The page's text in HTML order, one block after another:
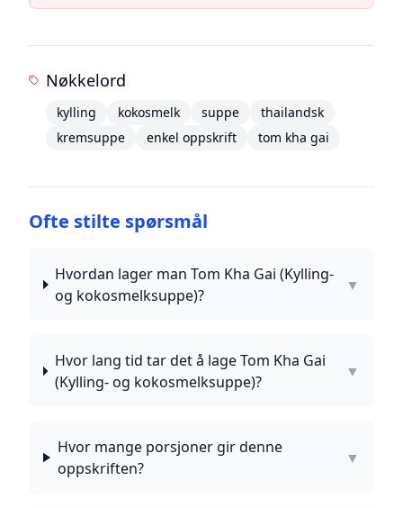
Nøkkelord
kylling kokosmelk suppe
thailandsk
kremsuppe
enkel oppskrift tom kha gai
Ofte stilte spørsmål
Hvordan lager man Tom Kha Gai (Kylling-
og kokosmelksuppe)?
▼
Hvor lang tid tar det å lage Tom Kha Gai
(Kylling- og kokosmelksuppe)?
▼
Hvor mange porsjoner gir denne
oppskriften?
▼